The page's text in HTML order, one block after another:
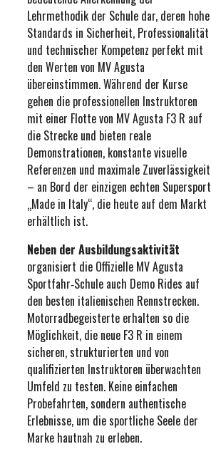
Lehrmethodik der Schule dar, deren hohe
Standards in Sicherheit, Professionalität
und technischer Kompetenz perfekt mit
den Werten von MV Agusta
übereinstimmen. Während der Kurse
gehen die professionellen Instruktoren
mit einer Flotte von MV Agusta F3 R auf
die Strecke und bieten reale
Demonstrationen, konstante visuelle
Referenzen und maximale Zuverlässigkeit
– an Bord der einzigen echten Supersport
„Made in Italy“, die heute auf dem Markt
erhältlich ist.
Neben der Ausbildungsaktivität
organisiert die Offizielle MV Agusta
Sportfahr‑Schule auch Demo Rides auf
den besten italienischen Rennstrecken.
Motorradbegeisterte erhalten so die
Möglichkeit, die neue F3 R in einem
sicheren, strukturierten und von
qualifizierten Instruktoren überwachten
Umfeld zu testen. Keine einfachen
Probefahrten, sondern authentische
Erlebnisse, um die sportliche Seele der
Marke hautnah zu erleben.